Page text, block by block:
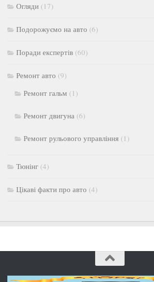
Огляди (17)
Подорожуємо на авто (6)
Поради експертів (60)
Ремонт авто (9)
Ремонт гальм (1)
Ремонт двигуна (6)
Ремонт рульового управління (1)
Тюнінг (4)
Цікаві факти про авто (4)